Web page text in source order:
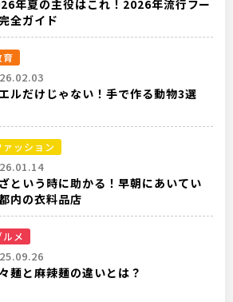
年夏の主役はこれ！2026年流行フー
全ガイド
育
ルだけじゃない！手で作る動物3選
ァッション
という時に助かる！早朝にあいてい
内の衣料品店
ルメ
麺と麻辣麺の違いとは？